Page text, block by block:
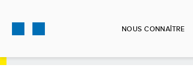
contenu
NOUS CONNAÎTRE